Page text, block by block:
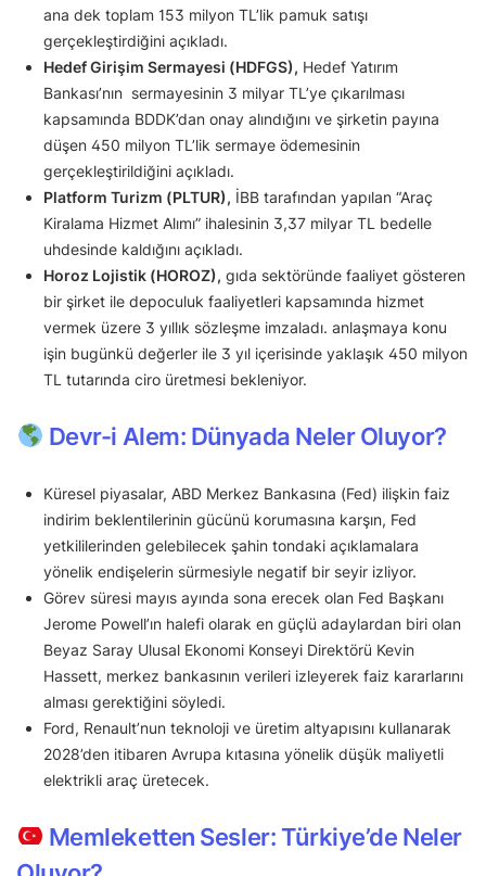
ana dek toplam 153 milyon TL’lik pamuk satışı
gerçekleştirdiğini açıkladı.
Hedef Girişim Sermayesi (HDFGS), Hedef Yatırım
Bankası’nın sermayesinin 3 milyar TL’ye çıkarılması
kapsamında BDDK’dan onay alındığını ve şirketin payına
düşen 450 milyon TL’lik sermaye ödemesinin
gerçekleştirildiğini açıkladı.
Platform Turizm (PLTUR), İBB tarafından yapılan “Araç
Kiralama Hizmet Alımı” ihalesinin 3,37 milyar TL bedelle
uhdesinde kaldığını açıkladı.
Horoz Lojistik (HOROZ), gıda sektöründe faaliyet gösteren
bir şirket ile depoculuk faaliyetleri kapsamında hizmet
vermek üzere 3 yıllık sözleşme imzaladı. anlaşmaya konu
işin bugünkü değerler ile 3 yıl içerisinde yaklaşık 450 milyon
TL tutarında ciro üretmesi bekleniyor.
Devr-i Alem: Dünyada Neler Oluyor?
Küresel piyasalar, ABD Merkez Bankasına (Fed) ilişkin faiz
indirim beklentilerinin gücünü korumasına karşın, Fed
yetkililerinden gelebilecek şahin tondaki açıklamalara
yönelik endişelerin sürmesiyle negatif bir seyir izliyor.
Görev süresi mayıs ayında sona erecek olan Fed Başkanı
Jerome Powell’ın halefi olarak en güçlü adaylardan biri olan
Beyaz Saray Ulusal Ekonomi Konseyi Direktörü Kevin
Hassett, merkez bankasının verileri izleyerek faiz kararlarını
alması gerektiğini söyledi.
Ford, Renault’nun teknoloji ve üretim altyapısını kullanarak
2028’den itibaren Avrupa kıtasına yönelik düşük maliyetli
elektrikli araç üretecek.
Memleketten Sesler: Türkiye’de Neler